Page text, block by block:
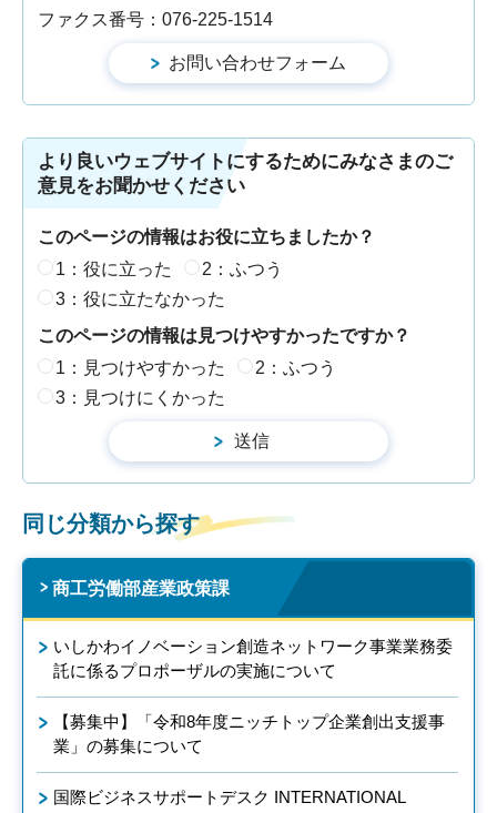
ファクス番号：076-225-1514
より良いウェブサイトにするためにみなさまのご
意見をお聞かせください
このページの情報はお役に立ちましたか？
1：役に立った
2：ふつう
3：役に立たなかった
このページの情報は見つけやすかったですか？
1：見つけやすかった
2：ふつう
3：見つけにくかった
同じ分類から探す
商工労働部産業政策課
いしかわイノベーション創造ネットワーク事業業務委
託に係るプロポーザルの実施について
【募集中】「令和8年度ニッチトップ企業創出支援事
業」の募集について
国際ビジネスサポートデスク INTERNATIONAL